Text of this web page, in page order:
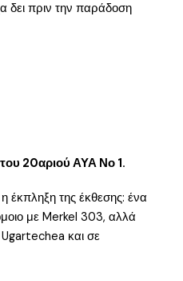
δει πριν την παράδοση
20αριού ΑΥΑ Νο 1.
έκπληξη της έκθεσης: ένα
με Merkel 303, αλλά
Ugartechea και σε